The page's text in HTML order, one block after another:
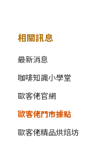
相關訊息
最新消息
咖啡知識小學堂
歐客佬官網
歐客佬門市據點
歐客佬精品烘焙坊